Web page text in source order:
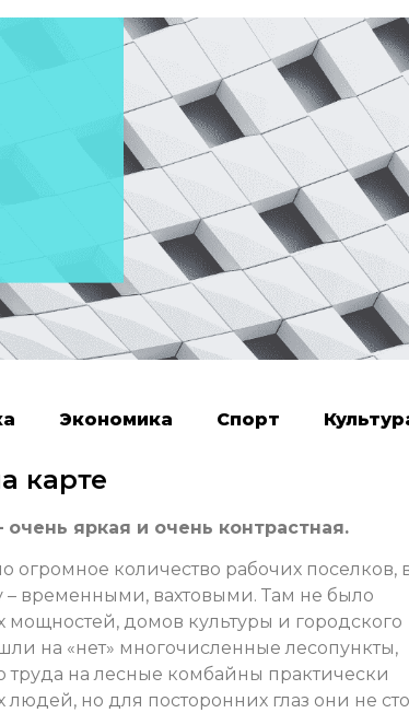
Экономика Спорт
карте
яркая и очень контрастная.
огромное количество рабочих поселков,
временными, вахтовыми. Там не было
домов культуры и городского
на «нет» многочисленные лесопункты,
труда на лесные комбайны практически
но для посторонних глаз они не